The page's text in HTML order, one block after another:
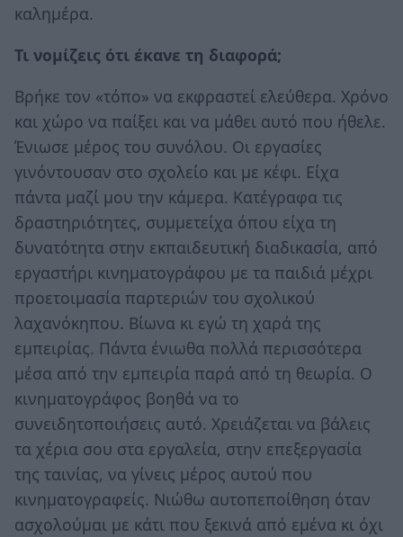
καλημέρα.
Τι νομίζεις ότι έκανε τη διαφορά;
Βρήκε τον «τόπο» να εκφραστεί ελεύθερα. Χρόνο
και χώρο να παίξει και να μάθει αυτό που ήθελε.
Ένιωσε μέρος του συνόλου. Οι εργασίες
γινόντουσαν στο σχολείο και με κέφι. Είχα
πάντα μαζί μου την κάμερα. Κατέγραφα τις
δραστηριότητες, συμμετείχα όπου είχα τη
δυνατότητα στην εκπαιδευτική διαδικασία, από
εργαστήρι κινηματογράφου με τα παιδιά μέχρι
προετοιμασία παρτεριών του σχολικού
λαχανόκηπου. Βίωνα κι εγώ τη χαρά της
εμπειρίας. Πάντα ένιωθα πολλά περισσότερα
μέσα από την εμπειρία παρά από τη θεωρία. Ο
κινηματογράφος βοηθά να το
συνειδητοποιήσεις αυτό. Χρειάζεται να βάλεις
τα χέρια σου στα εργαλεία, στην επεξεργασία
της ταινίας, να γίνεις μέρος αυτού που
κινηματογραφείς. Νιώθω αυτοπεποίθηση όταν
ασχολούμαι με κάτι που ξεκινά από εμένα κι όχι